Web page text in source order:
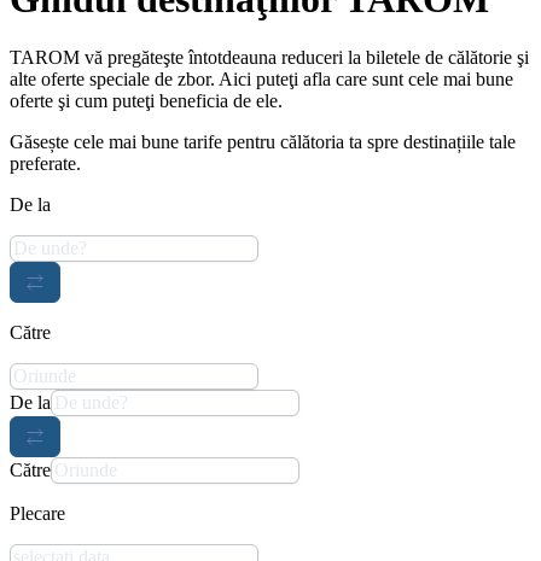
TAROM vă pregăteşte întotdeauna reduceri la biletele de călătorie şi
alte oferte speciale de zbor. Aici puteţi afla care sunt cele mai bune
oferte şi cum puteţi beneficia de ele.
Găsește cele mai bune tarife pentru călătoria ta spre destinațiile tale
preferate.
De la
Către
De la
Către
Plecare